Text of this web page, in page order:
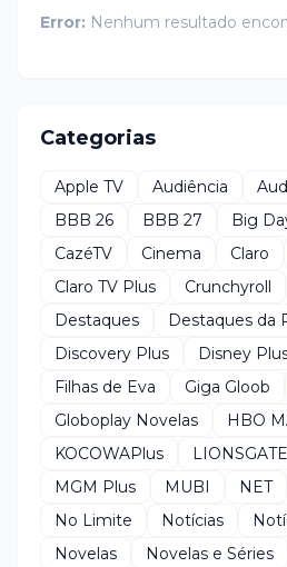
Error: Nenhum resultado
Categorias
Apple TV Audiência
BBB 26
BBB 27 Big
CazéTV
Cinema Claro
Claro TV Plus
Crunchyroll
Destaques
Destaques da
Discovery Plus
Disney
Filhas de Eva
Giga Gloob
Globoplay Novelas
HBO
KOCOWAPlus
MGM Plus
MUBI NET
No Limite
Notícias
Novelas
Novelas e Séries